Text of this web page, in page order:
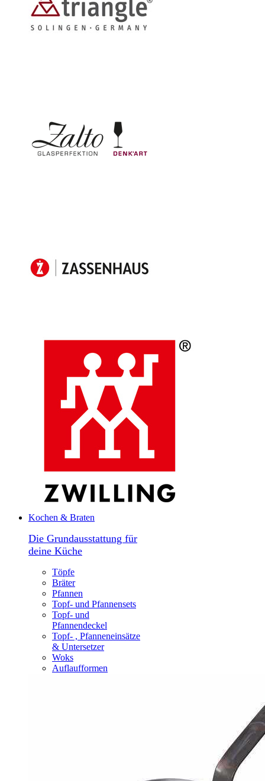
Kochen & Braten
Die Grundausstattung für
deine Küche
Töpfe
Bräter
Pfannen
Topf- und Pfannensets
Topf- und
Pfannendeckel
Topf- , Pfanneneinsätze
& Untersetzer
Woks
Auflaufformen